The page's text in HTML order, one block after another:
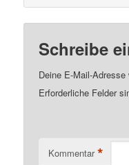
Schreibe
Deine E-Mail-
Erforderliche Felder
Kommentar *